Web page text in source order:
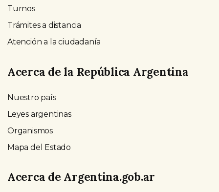
Turnos
Trámites a distancia
Atención a la ciudadanía
Acerca de la República Argentina
Nuestro país
Leyes argentinas
Organismos
Mapa del Estado
Acerca de Argentina.gob.ar